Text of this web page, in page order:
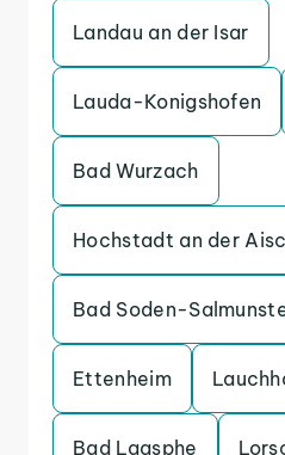
Landau an der Isar
Lauda-Konigshofen
Bad Wurzach
Hochstadt an der
Bad Soden-
Ettenheim
Bad Laasphe